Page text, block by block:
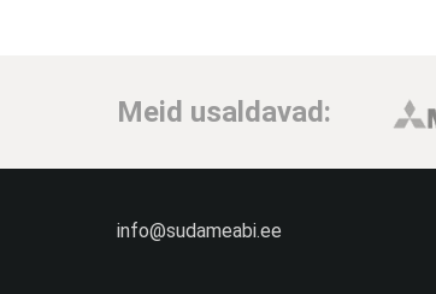
Meid usaldavad:
info@sudameabi.ee